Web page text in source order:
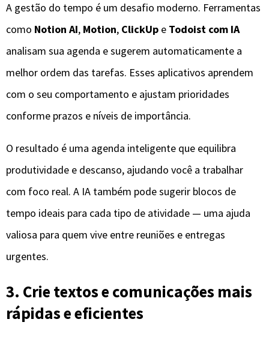
A gestão do tempo é um desafio moderno. Ferramentas
como Notion AI, Motion, ClickUp e Todoist com IA
analisam sua agenda e sugerem automaticamente a
melhor ordem das tarefas. Esses aplicativos aprendem
com o seu comportamento e ajustam prioridades
conforme prazos e níveis de importância.
O resultado é uma agenda inteligente que equilibra
produtividade e descanso, ajudando você a trabalhar
com foco real. A IA também pode sugerir blocos de
tempo ideais para cada tipo de atividade — uma ajuda
valiosa para quem vive entre reuniões e entregas
urgentes.
3. Crie textos e comunicações mais
rápidas e eficientes